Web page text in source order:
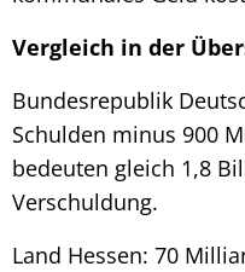
Vergleich in der
Bundesrepublik
Schulden minus 900
bedeuten gleich 1,8
Verschuldung.
Land Hessen: 70